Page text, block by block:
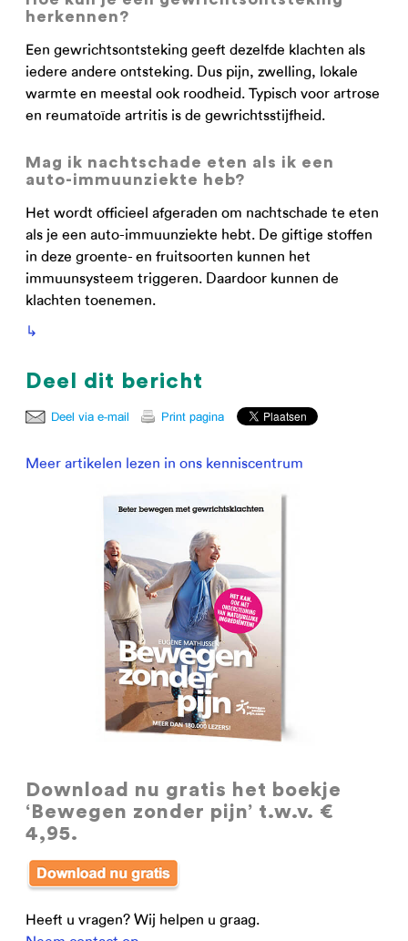
herkennen?
Een gewrichtsontsteking geeft dezelfde klachten als
iedere andere ontsteking. Dus pijn, zwelling, lokale
warmte en meestal ook roodheid. Typisch voor artrose
en reumatoïde artritis is de gewrichtsstijfheid.
Mag ik nachtschade eten als ik een
auto-immuunziekte heb?
Het wordt officieel afgeraden om nachtschade te eten
als je een auto-immuunziekte hebt. De giftige stoffen
in deze groente- en fruitsoorten kunnen het
immuunsysteem triggeren. Daardoor kunnen de
klachten toenemen.
↳
Deel dit bericht
Meer artikelen lezen in ons kenniscentrum
Download nu gratis het boekje
‘Bewegen zonder pijn’ t.w.v. €
4,95.
Heeft u vragen? Wij helpen u graag.